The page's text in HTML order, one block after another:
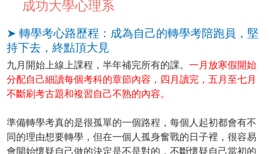
成功大學心理系
➤ 轉學考心路歷程：成為自己的轉學考陪跑員，堅
持下去，終點頂大見
九月開始上線上課程，半年補完所有的課。一月放寒假開始
分配自己細讀每個考科的章節內容，四月讀完，五月至七月
不斷刷考古題和複習自己不熟的內容。
準備轉學考真的是很孤單的一個路程，每個人起初都會有不
同的理由想要轉學，但在一個人孤身奮戰的日子裡，很容易
會開始懷疑自己做的決定是不是對的，不斷懷疑自己當初的